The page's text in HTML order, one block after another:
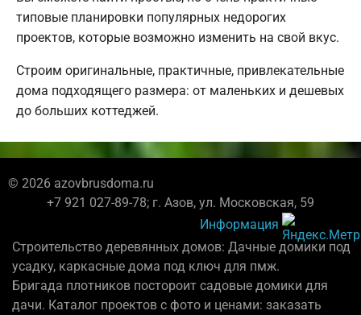
типовые планировки популярных недорогих
проектов, которые возможно изменить на свой вкус.
Строим оригинальные, практичные, привлекательные
дома подходящего размера: от маленьких и дешевых
до больших коттеджей.
© 2026 azovbrusdoma.ru
+7 921 027-89-78; г. Азов, ул. Московская, 59
Информация
Строительство деревянных домов: Дачные домики под
усадку, каркасные дома под ключ для пмж.
Бригада плотников постороит садовые домики для
дачи. Каталог проектов с фото и ценами: заказать